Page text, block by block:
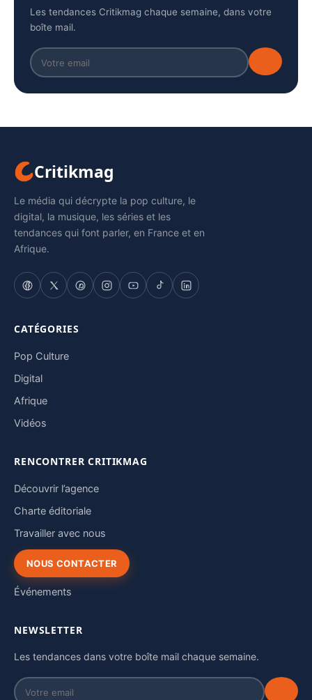
Les tendances Critikmag chaque semaine, dans votre
boîte mail.
Critikmag
Le média qui décrypte la pop culture, le
digital, la musique, les séries et les
tendances qui font parler, en France et en
Afrique.
CATÉGORIES
Pop Culture
Digital
Afrique
Vidéos
RENCONTRER CRITIKMAG
Découvrir l’agence
Charte éditoriale
Travailler avec nous
NOUS CONTACTER
Événements
NEWSLETTER
Les tendances dans votre boîte mail chaque semaine.